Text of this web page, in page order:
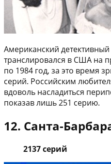
Американский
транслировался в США на
по 1984 год, за это время
серий. Российским
вдоволь насладиться
показав лишь 251 серию.
12. Санта-
2137 серий